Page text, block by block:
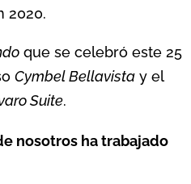
2020.
que se celebró este 25
Cymbel Bellavista y el
Suite.
nosotros ha trabajado